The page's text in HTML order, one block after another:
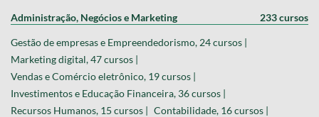
Administração, Negócios e Marketing 233 cursos
Gestão de empresas e Empreendedorismo, 24 cursos |
Marketing digital, 47 cursos |
Vendas e Comércio eletrônico, 19 cursos |
Investimentos e Educação Financeira, 36 cursos |
Recursos Humanos, 15 cursos | Contabilidade, 16 cursos |